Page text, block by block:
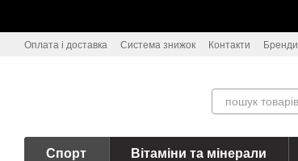
Оплата і доставка Система знижок Контакти Бренди
Спорт Вітаміни та мінерали